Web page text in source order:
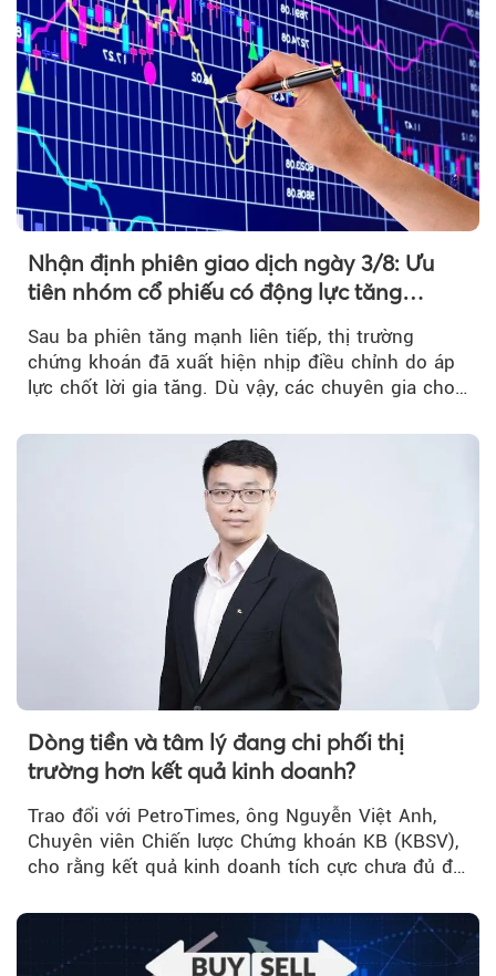
Nhận định phiên giao dịch ngày 3/8: Ưu
tiên nhóm cổ phiếu có động lực tăng
Sau ba phiên tăng mạnh liên tiếp, thị trường
chứng khoán đã xuất hiện nhịp điều chỉnh do áp
lực chốt lời gia tăng. Dù vậy, các chuyên gia cho
Dòng tiền và tâm lý đang chi phối thị
trường hơn kết quả kinh doanh?
Trao đổi với PetroTimes, ông Nguyễn Việt Anh,
Chuyên viên Chiến lược Chứng khoán KB (KBSV),
cho rằng kết quả kinh doanh tích cực chưa đủ để